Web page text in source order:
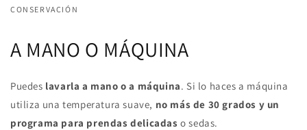
CONSERVACIÓN
A MANO O MÁQUINA
Puedes lavarla a mano o a máquina. Si lo haces a máquina
utiliza una temperatura suave, no más de 30 grados y un
programa para prendas delicadas o sedas.